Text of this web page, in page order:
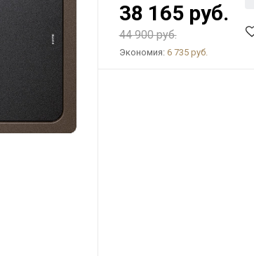
38 165 руб.
44 900 руб.
Экономия: 6 735 руб.